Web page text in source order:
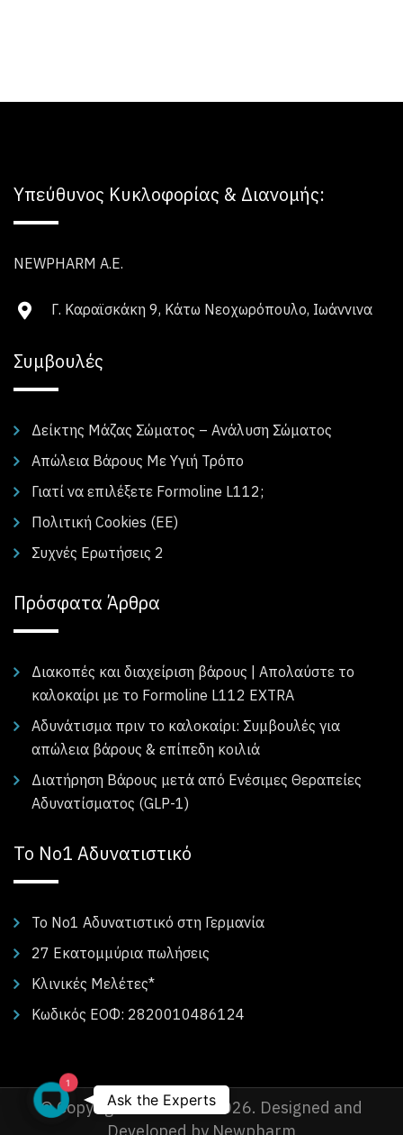
Υπεύθυνος Κυκλοφορίας & Διανομής:
NEWPHARM Α.Ε.
Γ. Καραϊσκάκη 9, Κάτω Νεοχωρόπουλο, Ιωάννινα
Συμβουλές
Δείκτης Μάζας Σώματος – Ανάλυση Σώματος
Απώλεια Βάρους Με Υγιή Τρόπο
Γιατί να επιλέξετε Formoline L112;
Πολιτική Cookies (ΕΕ)
Συχνές Ερωτήσεις 2
Πρόσφατα Άρθρα
Διακοπές και διαχείριση βάρους | Απολαύστε το
καλοκαίρι με το Formoline L112 EXTRA
Αδυνάτισμα πριν το καλοκαίρι: Συμβουλές για
απώλεια βάρους & επίπεδη κοιλιά
Διατήρηση Βάρους μετά από Ενέσιμες Θεραπείες
Αδυνατίσματος (GLP-1)
Το Νο1 Αδυνατιστικό
Το Νο1 Αδυνατιστικό στη Γερμανία
27 Εκατομμύρια πωλήσεις
Κλινικές Μελέτες*
Κωδικός ΕΟΦ: 2820010486124
© Copyright Formoline 2026. Designed and
Ask the Experts
1
Ask the Experts